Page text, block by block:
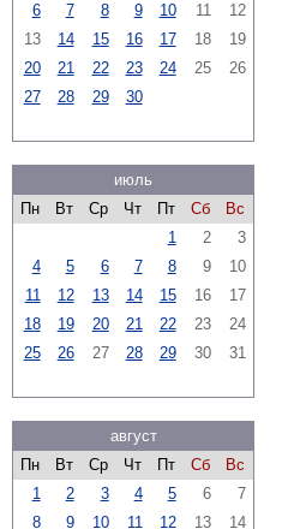
6
7 8 9 10 11
12
13
14 15 16 17 18
19
20
21 22 23 24 25
26
27
28 29 30
июль
Пн
Вт Ср Чт Пт Сб
Вс
1
2
3
4
5 6 7 8 9
10
11
12 13 14 15 16
17
18
19 20 21 22 23
24
25
26 27 28 29 30 31
август
Пн
Вт Ср Чт Пт Сб
Вс
1
2 3 4 5 6
7
8
9 10 11 12 13 14